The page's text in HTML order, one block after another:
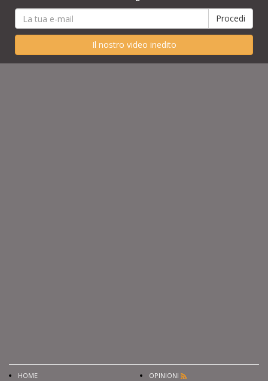
Il nostro video inedito
HOME
OPINIONI